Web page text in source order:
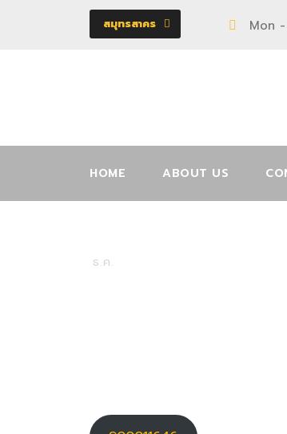
สมุทรสาคร Mon
HOME ABOUT US
ธ.ค.